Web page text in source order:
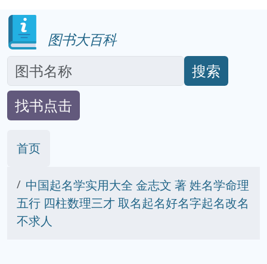
图书大百科
搜索
找书点击
首页
中国起名学实用大全 金志文 著 姓名学命理
五行 四柱数理三才 取名起名好名字起名改名
不求人